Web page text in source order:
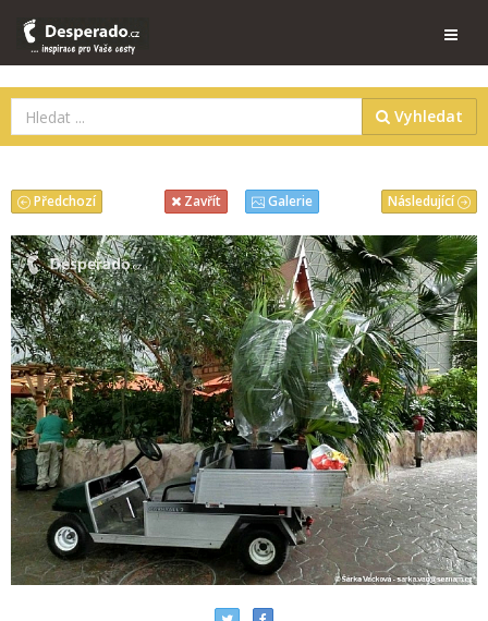
Vyhledat
Následující
Předchozí Zavřít Galerie